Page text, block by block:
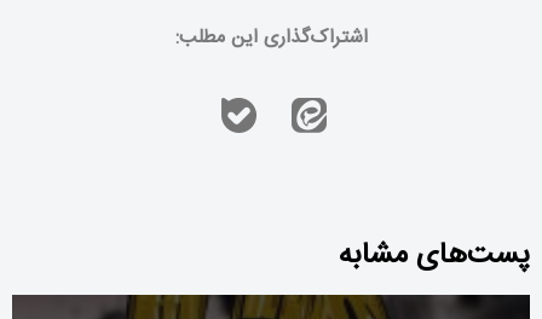
اشتراک‌گذاری این مطلب:
پست‌های مشابه